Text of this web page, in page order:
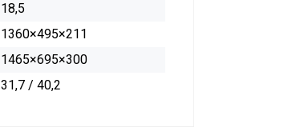
18,5
1360×495×211
1465×695×300
31,7 / 40,2